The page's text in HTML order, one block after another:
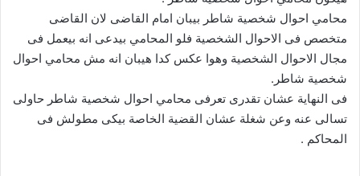
محامي احوال شخصية شاطر بيبان امام القاضى لان القاضى
متخصص فى الاحوال الشخصية فلو المحامي بيدعى انه بيعمل فى
مجال الاحوال الشخصية وهوا عكس كدا هيبان انه مش محامي احوال
شخصية شاطر.
فى النهاية عشان تقدرى تعرفى محامي احوال شخصية شاطر حاولى
تسالى عنه وعن شغلة عشان القضية الخاصة بيكى مطولش فى
المحاكم .